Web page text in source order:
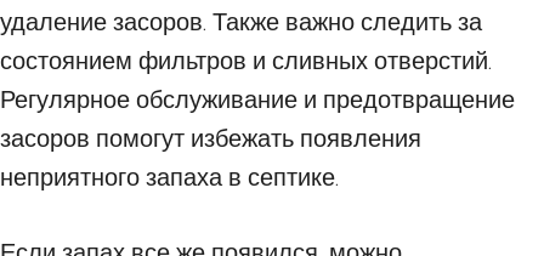
удаление засоров. Также важно следить за
состоянием фильтров и сливных отверстий.
Регулярное обслуживание и предотвращение
засоров помогут избежать появления
неприятного запаха в септике.